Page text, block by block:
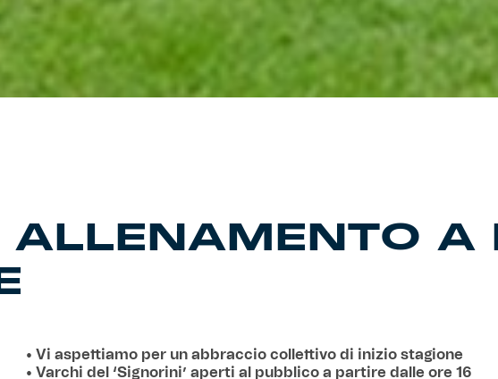
ALLENAMENTO A
• Vi aspettiamo per un abbraccio collettivo di inizio stagione
• Varchi del ‘Signorini’ aperti al pubblico a partire dalle ore 16